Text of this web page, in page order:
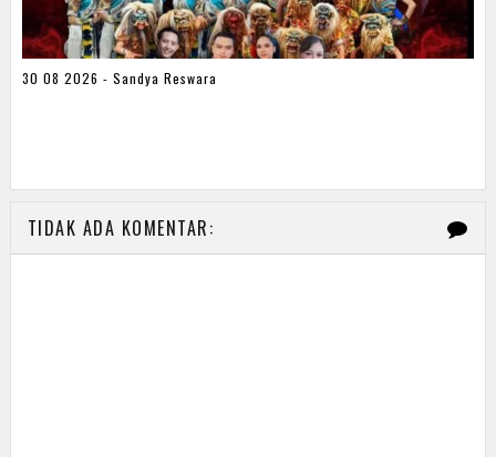
30 08 2026 - Sandya Reswara
TIDAK ADA KOMENTAR: